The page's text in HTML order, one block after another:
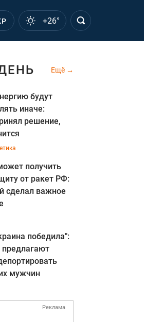
+26°
Ещё
будут
иначе:
решение,
получить
от ракет РФ:
сделал важное
победила":
мужчин
Реклама